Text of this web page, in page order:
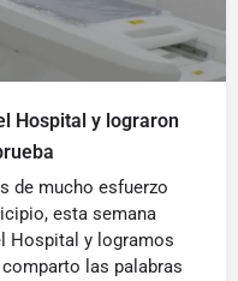
Hospital y lograron
de mucho esfuerzo
esta semana
Hospital y logramos
las palabras